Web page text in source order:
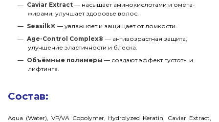
Caviar Extract — насыщает аминокислотами и омега-
жирами, улучшает здоровье волос.
Seasilk® — увлажняет и защищает от ломкости.
Age-Control Complex® — антивозрастная защита,
улучшение эластичности и блеска.
Объёмные полимеры — создают эффект густоты и
лифтинга.
Состав:
Aqua (Water), VP/VA Copolymer, Hydrolyzed Keratin, Caviar Extract,